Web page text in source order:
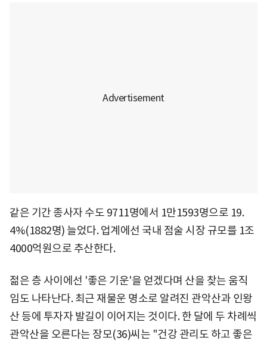
같은 기간 종사자 수도 9711명에서 1만1593명으로 19.
4%(1882명) 늘었다. 업계에선 국내 점술 시장 규모를 1조
4000억원으로 추산한다.
젊은 층 사이에선 '좋은 기운'을 얻겠다며 산을 찾는 움직
임도 나타난다. 최근 재물운 명소로 알려진 관악산과 인왕
산 등에 투자자 발길이 이어지는 것이다. 한 달에 두 차례씩
관악산을 오른다는 장모(36)씨는 "건강 관리도 하고 좋은